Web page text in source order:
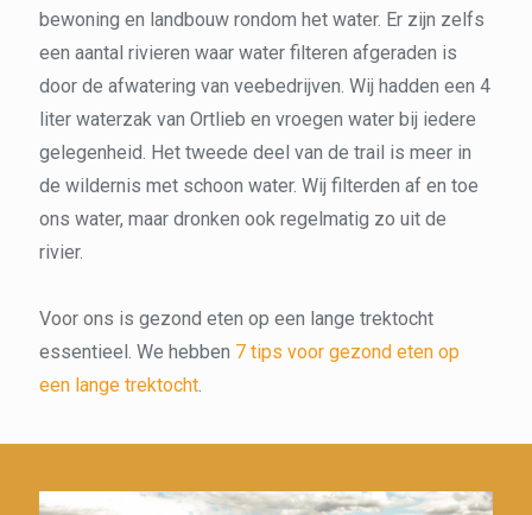
bewoning en landbouw rondom het water. Er zijn zelfs
een aantal rivieren waar water filteren afgeraden is
door de afwatering van veebedrijven. Wij hadden een 4
liter waterzak van Ortlieb en vroegen water bij iedere
gelegenheid. Het tweede deel van de trail is meer in
de wildernis met schoon water. Wij filterden af en toe
ons water, maar dronken ook regelmatig zo uit de
rivier.
Voor ons is gezond eten op een lange trektocht
essentieel. We hebben 7 tips voor gezond eten op
een lange trektocht.